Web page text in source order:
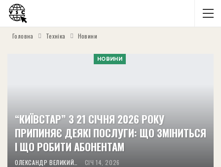
Головна Техніка Новини
НОВИНИ
“КИЇВСТАР” З 21 СІЧНЯ 2026 РОКУ
ПРИПИНЯЄ ДЕЯКІ ПОСЛУГИ: ЩО ЗМІНИТЬСЯ
І ЩО РОБИТИ АБОНЕНТАМ
СІЧ 14, 2026